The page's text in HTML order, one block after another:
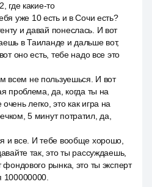
где какие-то
уже 10 есть и в Сочи есть?
и давай понеслась. И вот
в Таиланде и дальше вот,
оно есть, тебе надо все это
всем не пользуешься. И вот
проблема, да, когда ты на
легко, это как игра на
5 минут потратил, да,
и все. И тебе вообще хорошо,
так, это ты рассуждаешь,
рынка, это ты эксперт
100000000.